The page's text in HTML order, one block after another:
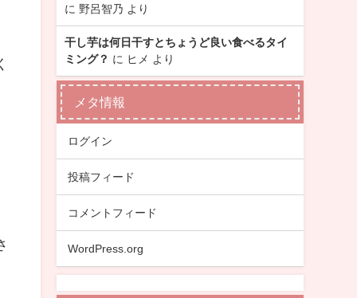
に 野呂智乃 より
干し芋は何日干すとちょうど良い食べるタイ
ミング？ に ヒメ より
メタ情報
ログイン
投稿フィード
コメントフィード
WordPress.org